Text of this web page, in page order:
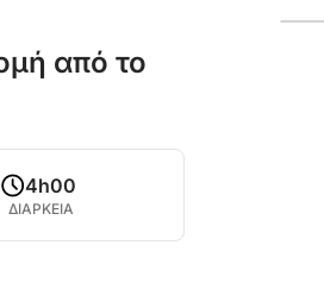
από το
4h00
ΔΙΑΡΚΕΙΑ